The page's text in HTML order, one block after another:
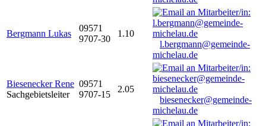
Bergmann Lukas
09571
9707-30
1.10
l.bergmann@gemeinde-
michelau.de
Biesenecker Rene
Sachgebietsleiter
09571
9707-15
2.05
biesenecker@gemeinde-
michelau.de